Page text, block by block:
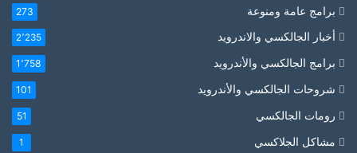
برامج عامة ومنوعة 273
أخبار الجالكسي والاندرويد 2٬235
برامج الجالكسي والأندرويد 1٬758
شروحات الجالكسي والأندرويد 101
رومات الجالكسي 51
مشاكل الجلاكسي 1